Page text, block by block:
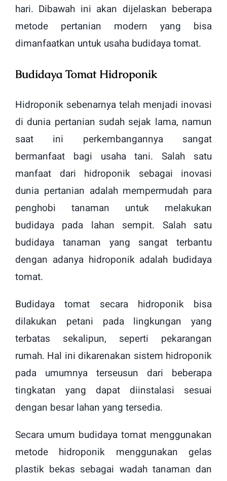
hari. Dibawah ini akan dijelaskan beberapa
metode pertanian modern yang bisa
dimanfaatkan untuk usaha budidaya tomat.
Budidaya Tomat Hidroponik
Hidroponik sebenarnya telah menjadi inovasi
di dunia pertanian sudah sejak lama, namun
saat ini perkembangannya sangat
bermanfaat bagi usaha tani. Salah satu
manfaat dari hidroponik sebagai inovasi
dunia pertanian adalah mempermudah para
penghobi tanaman untuk melakukan
budidaya pada lahan sempit. Salah satu
budidaya tanaman yang sangat terbantu
dengan adanya hidroponik adalah budidaya
tomat.
Budidaya tomat secara hidroponik bisa
dilakukan petani pada lingkungan yang
terbatas sekalipun, seperti pekarangan
rumah. Hal ini dikarenakan sistem hidroponik
pada umumnya terseusun dari beberapa
tingkatan yang dapat diinstalasi sesuai
dengan besar lahan yang tersedia.
Secara umum budidaya tomat menggunakan
metode hidroponik menggunakan gelas
plastik bekas sebagai wadah tanaman dan